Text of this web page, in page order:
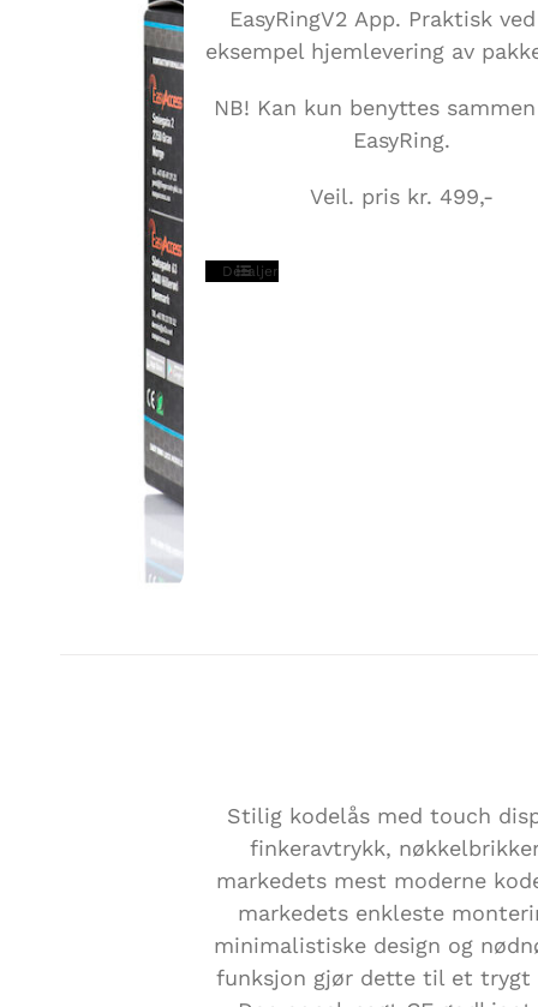
EasyRingV2 App. Praktisk
eksempel hjemlevering av
NB! Kan kun benyttes
EasyRing.
Veil. pris kr. 499,-
Detaljer
Stilig kodelås med touch
finkeravtrykk,
markedets mest moderne
markedets enkleste
minimalistiske design og
funksjon gjør dette til et trygt